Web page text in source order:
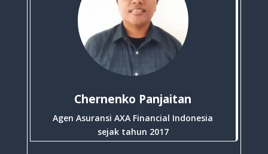
Chernenko Panjaitan
Agen Asuransi AXA Financial Indonesia
sejak tahun 2017